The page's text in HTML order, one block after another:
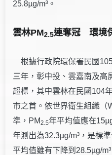
25.8µg/m³。
雲林PM2.5連奪冠 環境
根據行政院環保署民國
三年，彰中投、雲嘉南及高
超標，其中雲林在民國104
市之首。依世界衛生組織（
準，PM2.5年平均值應在
年測出為32.3µg/m³，是標
平均值雖有下降到28.5µg/